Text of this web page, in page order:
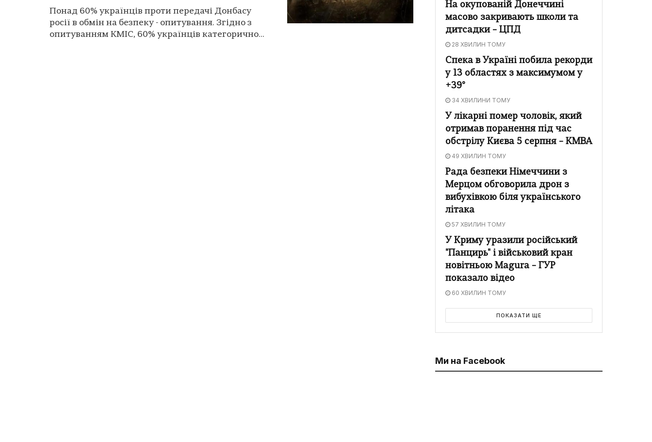
Понад 60% українців проти передачі Донбасу
росії в обмін на безпеку - опитування. Згідно з
опитуванням КМІС, 60% українців категорично...
На окупованій Донеччині
масово закривають школи та
дитсадки – ЦПД
28 ХВИЛИН ТОМУ
Спека в Україні побила рекорди
у 13 областях з максимумом у
+39°
34 ХВИЛИНИ ТОМУ
У лікарні помер чоловік, який
отримав поранення під час
обстрілу Києва 5 серпня – КМВА
49 ХВИЛИН ТОМУ
Рада безпеки Німеччини з
Мерцом обговорила дрон з
вибухівкою біля українського
літака
57 ХВИЛИН ТОМУ
У Криму уразили російський
"Панцирь" і військовий кран
новітньою Magura – ГУР
показало відео
60 ХВИЛИН ТОМУ
ПОКАЗАТИ ЩЕ
Ми на Facebook